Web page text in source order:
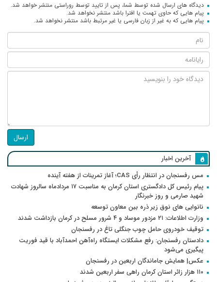
دیدگاه های ارسال شده توسط شما، پس از تایید توسط روراستی منتشر خواهد شد.
پیام هایی که حاوی تهمت یا افترا باشد منتشر نخواهد شد.
پیام هایی که به غیر از زبان فارسی یا غیر مرتبط باشد منتشر نخواهد شد.
ارسال
آخرین اخبار
مس رفسنجان در انتظار رأی CAS؛ آغاز تمرینات از هفته آینده
پیام رئیس کل دادگستری استان کرمان به مناسبت ۱۷ مردادماه سالروز شهادت
شهید صارمی و روز خبرنگار
نانوایی های نوق زیر ذره بین معاون توسعه
وزارت اطلاعات: ۲۱ مزدور موساد و ۴ شرور مسلح در کرمان بازداشت شدند
توقیف خودروی حامل چوب جنگلی تاغ در رفسنجان
دادستان رفسنجان: رفع مشکلات ایستگاه راه‌آهن احمدآباد با قید فوریت
پیگیری می‌شود
عکس| همایش جاماندگان اربعین در رفسنجان
۱۱۰ هزار زائر استان کرمان راهی سفر اربعین شدند